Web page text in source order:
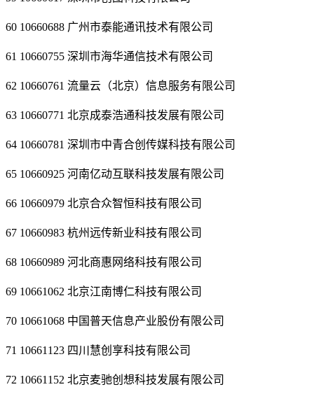
60 10660688 广州市泰能通讯技术有限公司
61 10660755 深圳市海华通信技术有限公司
62 10660761 流量云（北京）信息服务有限公司
63 10660771 北京成泰浩通科技发展有限公司
64 10660781 深圳市中青合创传媒科技有限公司
65 10660925 河南亿动互联科技发展有限公司
66 10660979 北京合众智恒科技有限公司
67 10660983 杭州远传新业科技有限公司
68 10660989 河北商惠网络科技有限公司
69 10661062 北京江南博仁科技有限公司
70 10661068 中国普天信息产业股份有限公司
71 10661123 四川慧创享科技有限公司
72 10661152 北京麦驰创想科技发展有限公司